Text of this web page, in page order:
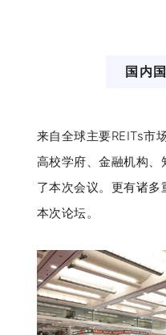
国内
来自全球主要REITs市
高校学府、金融机构
了本次会议。更有诸多
本次论坛。